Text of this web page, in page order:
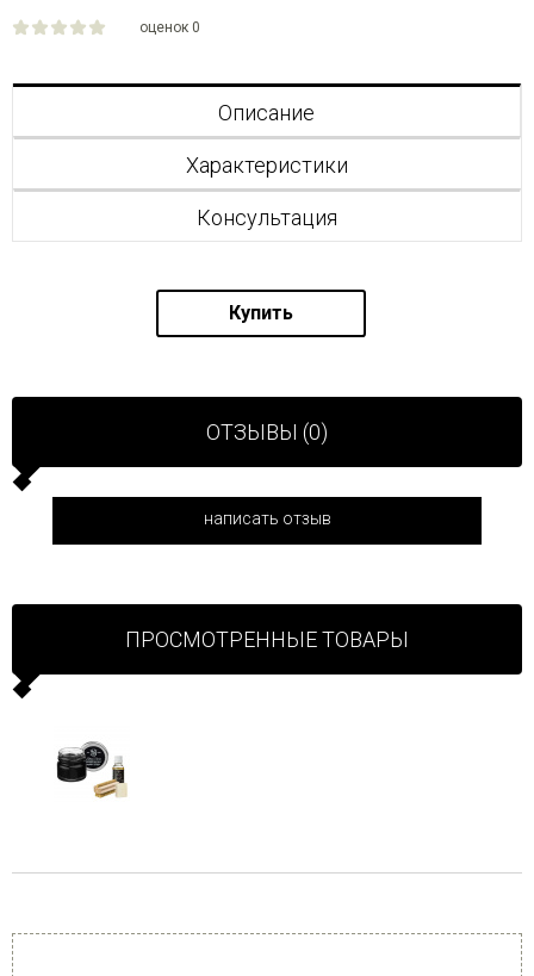
оценок 0
Описание
Характеристики
Консультация
Купить
ОТЗЫВЫ (0)
написать отзыв
ПРОСМОТРЕННЫЕ ТОВАРЫ